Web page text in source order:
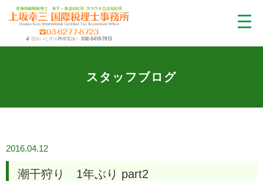
スタッフブログ
2016.04.12
潮干狩り 1年ぶり part2